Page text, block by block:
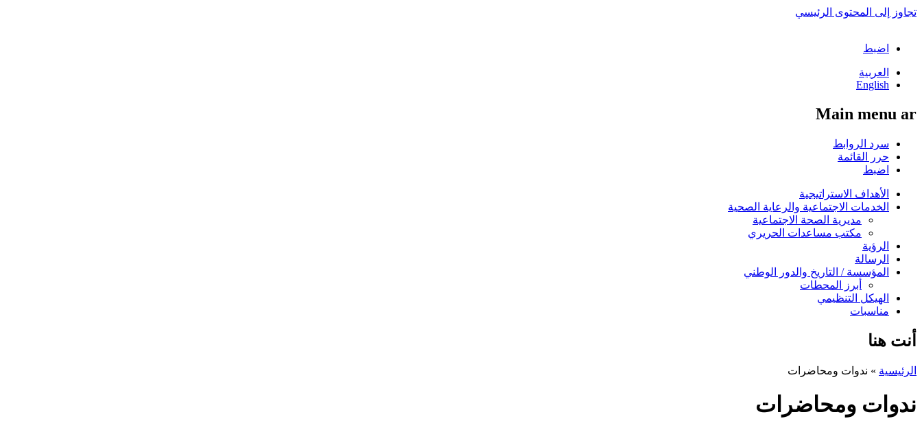
تجاوز إلى المحتوى الرئيسي
اضبط
العربية
English
Main menu ar
سرد الروابط
حرر القائمة
اضبط
الأهداف الاستراتيجية
الخدمات الاجتماعية والرعاية الصحية
مديرية الصحة الاجتماعية
مكتب مساعدات الحريري
الرؤية
الرسالة
المؤسسة / التاريخ والدور الوطني
أبرز المحطات
الهيكل التنظيمي
مناسبات
أنت هنا
الرئيسية » ندوات ومحاضرات
ندوات ومحاضرات